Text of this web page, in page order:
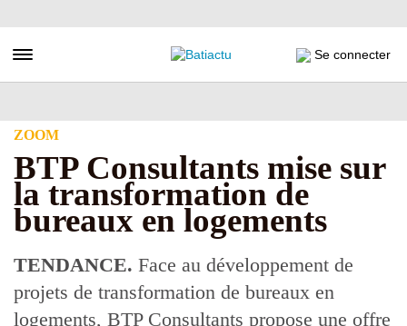
au
principal
Toggle navigation Se connecter
ZOOM
BTP Consultants mise sur
la transformation de
bureaux en logements
TENDANCE. Face au développement de
projets de transformation de bureaux en
logements, BTP Consultants propose une offre